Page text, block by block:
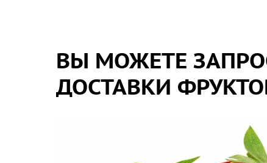
ВЫ МОЖЕТЕ
ДОСТАВКИ